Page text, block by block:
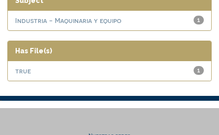
1
Industria - Maquinaria y equipo
Has File(s)
1
true